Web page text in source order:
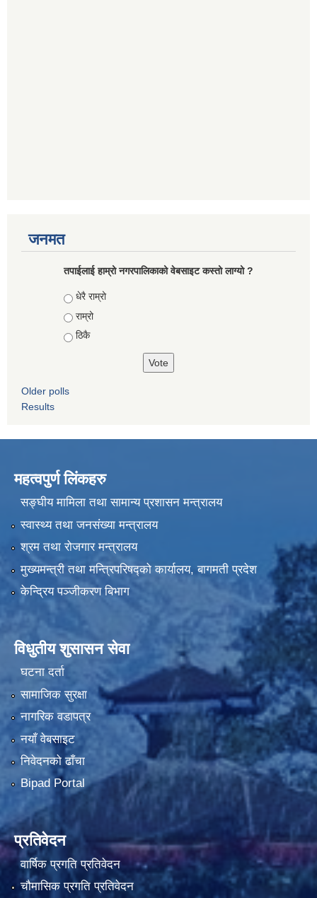
जनमत
तपाईलाई हाम्रो नगरपालिकाको वेबसाइट कस्तो लाग्यो ?
Choices
धेरै राम्रो
राम्रो
ठिकै
Older polls
Results
महत्वपुर्ण लिंकहरु
सङ्घीय मामिला तथा सामान्य प्रशासन मन्त्रालय
स्वास्थ्य तथा जनसंख्या मन्त्रालय
श्रम तथा रोजगार मन्त्रालय
मुख्यमन्त्री तथा मन्त्रिपरिषद्को कार्यालय, बागमती प्रदेश
केन्द्रिय पञ्जीकरण बिभाग
विधुतीय शुसासन सेवा
घटना दर्ता
सामाजिक सुरक्षा
नागरिक वडापत्र
नयाँ वेबसाइट
निवेदनको ढाँचा
Bipad Portal
प्रतिवेदन
वार्षिक प्रगति प्रतिवेदन
चौमासिक प्रगति प्रतिवेदन